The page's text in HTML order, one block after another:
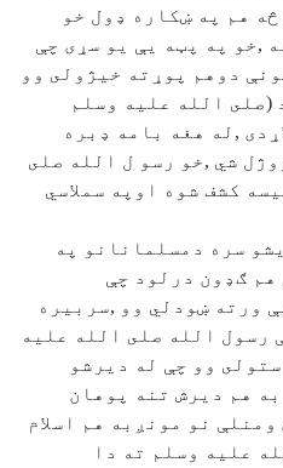
هم په ښكاره ډول خو
,خو په پټه يې يو سړى چې
دوهم پوړته خيژولى وو
(صلى الله عليه وسلم
,له هغه بامه ډبره
شي ,خو رسو ل الله صلى
كشف شوه اوپه سملاسي
سره دمسلمانانو په
هم ګډون درلود چې
ورته ښودلي وو ,سربيره
رسول الله صلى الله عليه
وو چې له ديرشو
هم ديرش تنه پوهان
نو مونږبه هم اسلام
عليه وسلم ته دا